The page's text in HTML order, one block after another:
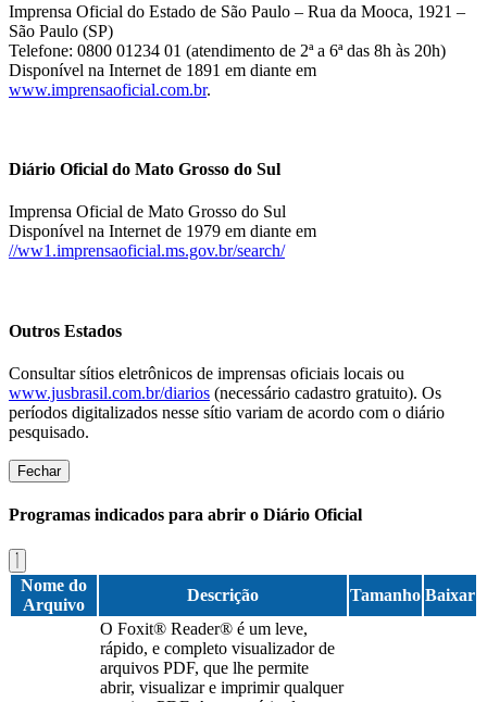
Imprensa Oficial do Estado de São Paulo – Rua da Mooca, 1921 –
São Paulo (SP)
Telefone: 0800 01234 01 (atendimento de 2ª a 6ª das 8h às 20h)
Disponível na Internet de 1891 em diante em
www.imprensaoficial.com.br.
Diário Oficial do Mato Grosso do Sul
Imprensa Oficial de Mato Grosso do Sul
Disponível na Internet de 1979 em diante em
//ww1.imprensaoficial.ms.gov.br/search/
Outros Estados
Consultar sítios eletrônicos de imprensas oficiais locais ou
www.jusbrasil.com.br/diarios (necessário cadastro gratuito). Os
períodos digitalizados nesse sítio variam de acordo com o diário
pesquisado.
Fechar
Programas indicados para abrir o Diário Oficial
Nome do
Arquivo
Descrição Tamanho Baixar
O Foxit® Reader® é um leve,
rápido, e completo visualizador de
arquivos PDF, que lhe permite
abrir, visualizar e imprimir qualquer